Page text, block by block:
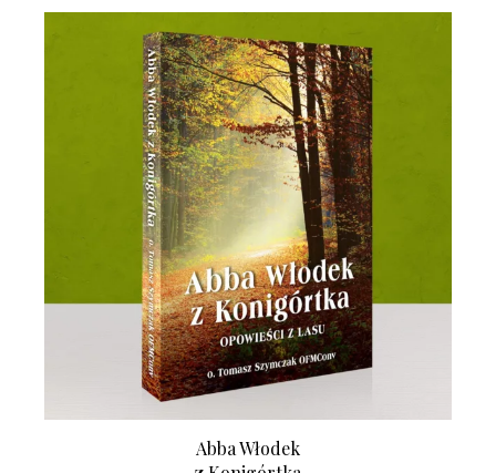
Abba Włodek